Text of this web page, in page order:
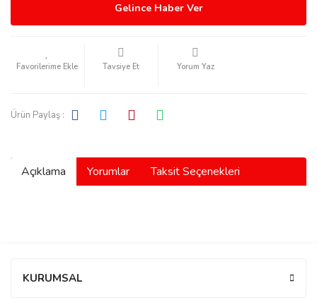
Gelince Haber Ver
Tavsiye Et Yorum Yaz
Ürün Paylaş :
Açıklama Yorumlar Taksit Seçenekleri
KURUMSAL